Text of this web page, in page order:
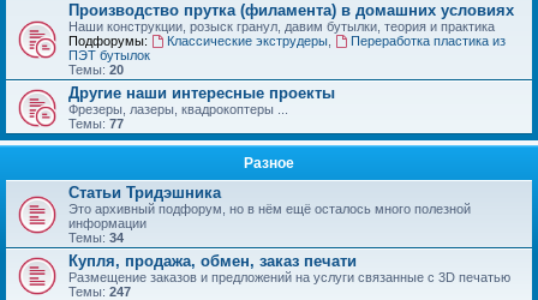
Производство прутка (филамента) в домашних условиях
Наши конструкции, розыск гранул, давим бутылки, теория и практика
Подфорумы:
Классические экструдеры,
Переработка пластика из
ПЭТ бутылок
Темы: 20
Другие наши интересные проекты
Фрезеры, лазеры, квадрокоптеры ...
Темы: 77
Разное
Статьи Тридэшника
Это архивный подфорум, но в нём ещё осталось много полезной
информации
Темы: 34
Купля, продажа, обмен, заказ печати
Размещение заказов и предложений на услуги связанные с 3D печатью
Темы: 247